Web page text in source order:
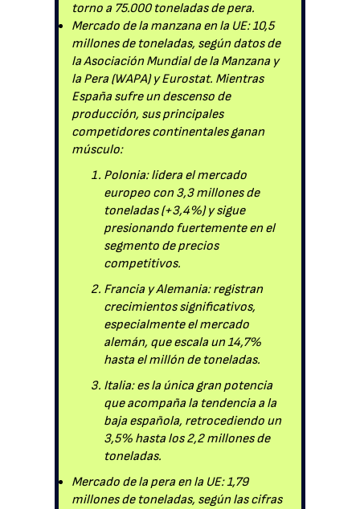
torno a 75.000 toneladas de pera.
Mercado de la manzana en la UE: 10,5
millones de toneladas, según datos de
la Asociación Mundial de la Manzana y
la Pera (WAPA) y Eurostat. Mientras
España sufre un descenso de
producción, sus principales
competidores continentales ganan
músculo:
Polonia: lidera el mercado
europeo con 3,3 millones de
toneladas (+3,4%) y sigue
presionando fuertemente en el
segmento de precios
competitivos.
Francia y Alemania: registran
crecimientos significativos,
especialmente el mercado
alemán, que escala un 14,7%
hasta el millón de toneladas.
Italia: es la única gran potencia
que acompaña la tendencia a la
baja española, retrocediendo un
3,5% hasta los 2,2 millones de
toneladas.
Mercado de la pera en la UE: 1,79
millones de toneladas, según las cifras